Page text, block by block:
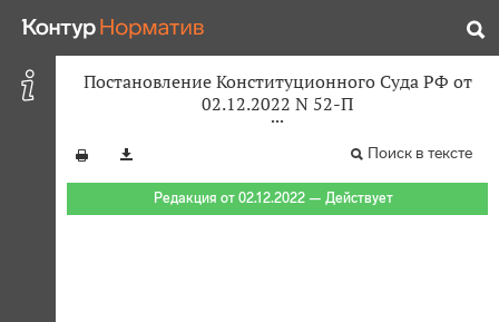
Постановление Конституционного Суда РФ от
02.12.2022 N 52-П
Поиск в тексте
Редакция от 02.12.2022 — Действует